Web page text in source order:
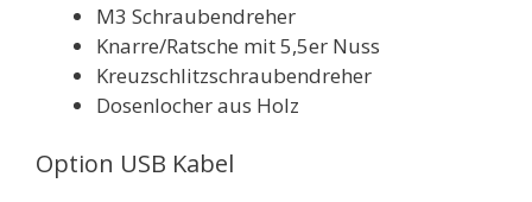
M3 Schraubendreher
Knarre/Ratsche mit 5,5er Nuss
Kreuzschlitzschraubendreher
Dosenlocher aus Holz
Option USB Kabel